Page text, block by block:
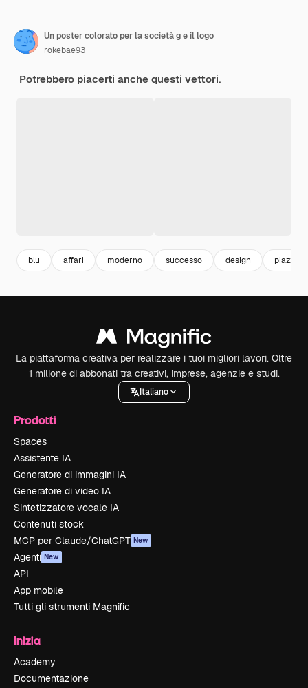
Un poster colorato per la società g e il logo
rokebae93
Potrebbero piacerti anche questi vettori.
blu affari moderno successo design piazza
La piattaforma creativa per realizzare i tuoi migliori lavori. Oltre
1 milione di abbonati tra creativi, imprese, agenzie e studi.
Italiano
Prodotti
Spaces
Assistente IA
Generatore di immagini IA
Generatore di video IA
Sintetizzatore vocale IA
Contenuti stock
MCP per Claude/ChatGPT New
Agenti New
API
App mobile
Tutti gli strumenti Magnific
Inizia
Academy
Documentazione